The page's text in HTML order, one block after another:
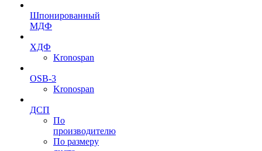
Шпонированный
МДФ
ХДФ
Kronospan
OSB-3
Kronospan
ДСП
По
производителю
По размеру